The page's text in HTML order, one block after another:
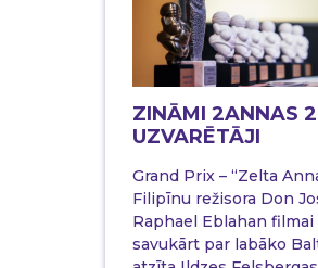
ZINĀMI 2ANNAS
UZVARĒTĀJI
Grand Prix – “Zelta
Filipīnu režisora Don
Raphael Eblahan filmai
savukārt par labāko